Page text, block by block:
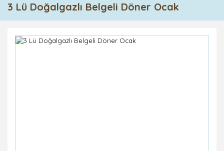
3 Lü Doğalgazlı Belgeli Döner Ocak